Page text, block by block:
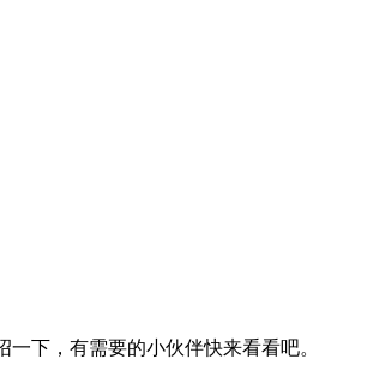
下，有需要的小伙伴快来看看吧。